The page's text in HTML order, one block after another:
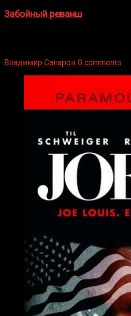
Забойный реванш
Владимир Сапаров 0 comments